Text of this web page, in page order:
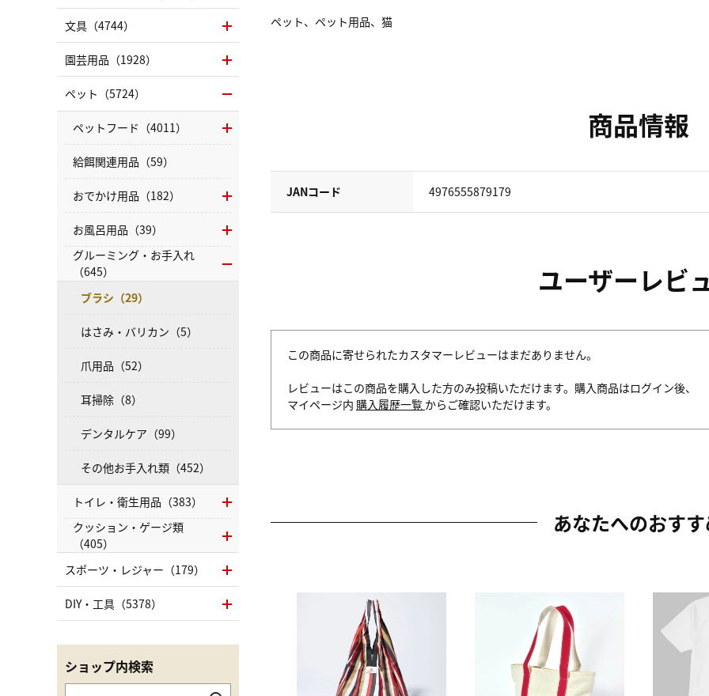
ペット、ペット用品、猫
商品情報
JANコード 4976555879179
ユーザーレビ
この商品に寄せられたカスタマーレビューはまだありません。
レビューはこの商品を購入した方のみ投稿いただけます。購入商品はログイン後、
マイページ内 購入履歴一覧 からご確認いただけます。
あなたへのおす
文具（4744）
園芸用品（1928）
ペット（5724）
ペットフード（4011）
給餌関連用品（59）
おでかけ用品（182）
お風呂用品（39）
グルーミング・お手入れ
（645）
ブラシ（29）
はさみ・バリカン（5）
爪用品（52）
耳掃除（8）
デンタルケア（99）
その他お手入れ類（452）
トイレ・衛生用品（383）
クッション・ゲージ類
（405）
スポーツ・レジャー（179）
DIY・工具（5378）
ショップ内検索